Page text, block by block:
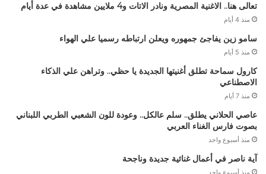
تعالى هنا.. الاغنية المصرية ونادر الاتات و4 ملايين مشاهدة في عدة أيام
منذ 4 أيام
سامو زين يفاجئ جمهوره ويعلن ارتباطه رسميا علي الهواء
منذ 5 أيام
كارول سماحة تطلق أغنيتها الجديدة يا حظي.. وتراهن علي الذكاء
الاصطناعي
منذ 7 أيام
عاصي الحلاني يطلق.. سلم عالكل.. وعودة للون الشعبي الطربي اللبناني
بصوت فارس الغناء العربي
منذ أسبوع واحد
آية ناصر في أعمال غنائية جديدة وناجحة
منذ أسبوع واحد